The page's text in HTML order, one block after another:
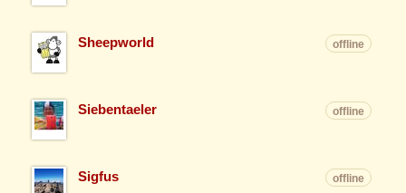
Sheepworld offline
Siebentaeler offline
Sigfus offline